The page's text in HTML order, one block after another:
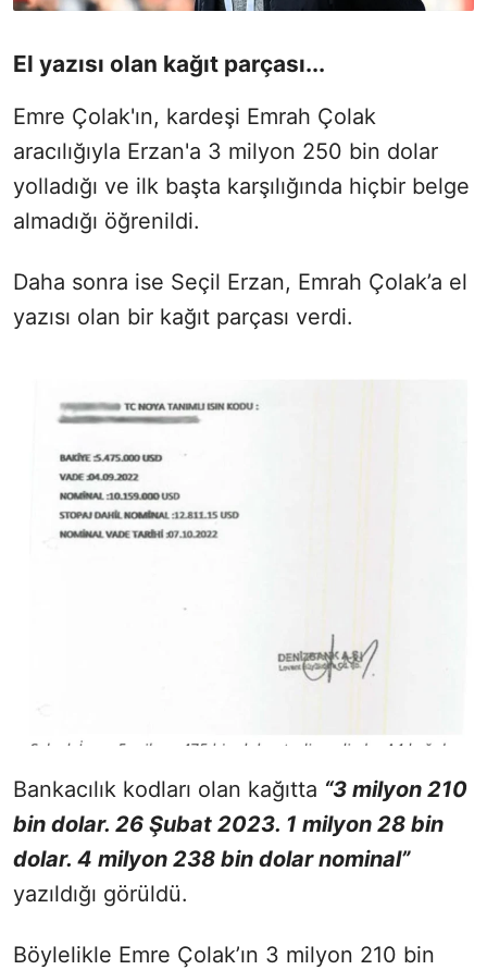
El yazısı olan kağıt parçası...
Emre Çolak'ın, kardeşi Emrah Çolak
aracılığıyla Erzan'a 3 milyon 250 bin dolar
yolladığı ve ilk başta karşılığında hiçbir belge
almadığı öğrenildi.
Daha sonra ise Seçil Erzan, Emrah Çolak’a el
yazısı olan bir kağıt parçası verdi.
Bankacılık kodları olan kağıtta “3 milyon 210
bin dolar. 26 Şubat 2023. 1 milyon 28 bin
dolar. 4 milyon 238 bin dolar nominal”
yazıldığı görüldü.
Böylelikle Emre Çolak’ın 3 milyon 210 bin